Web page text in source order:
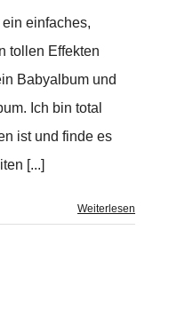
einfaches,
tollen Effekten
Babyalbum und
Ich bin total
ist und finde es
[...]
Weiterlesen